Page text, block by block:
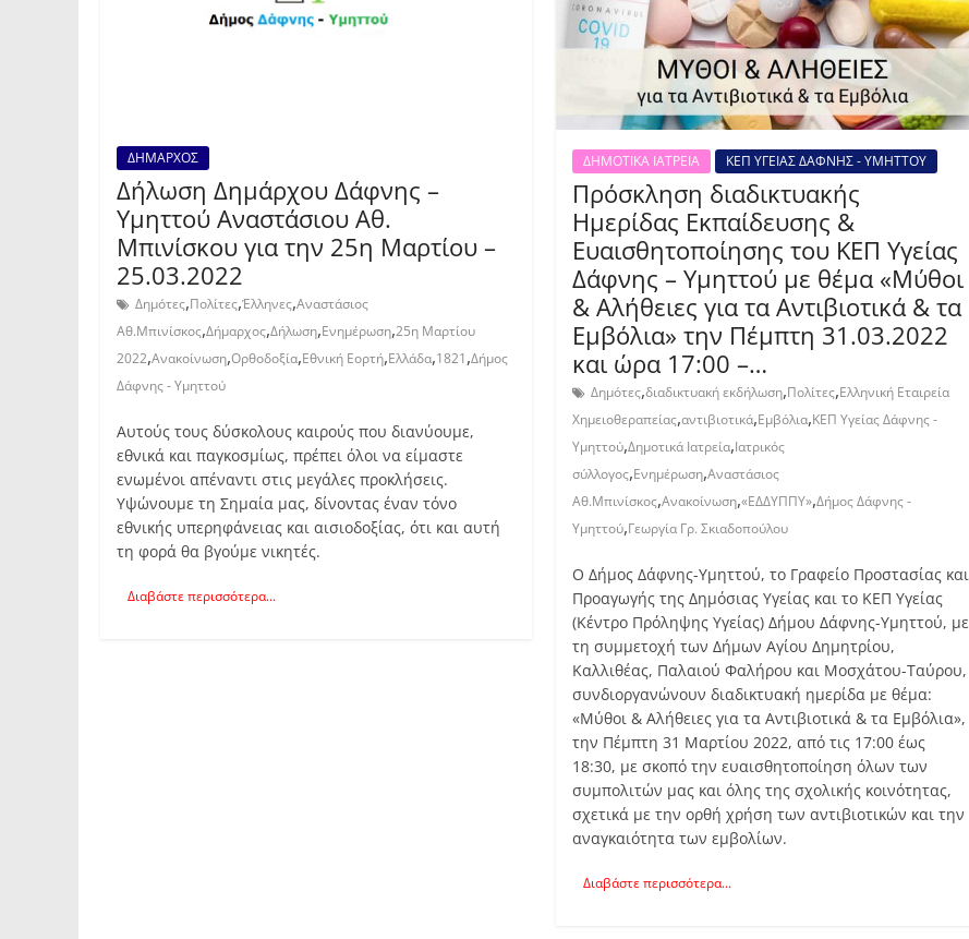
ΔΗΜΑΡΧΟΣ
Δήλωση Δημάρχου Δάφνης –
Υμηττού Αναστάσιου Αθ.
Μπινίσκου για την 25η Μαρτίου –
25.03.2022
Δημότες,Πολίτες,Έλληνες,Αναστάσιος
Αθ.Μπινίσκος,Δήμαρχος,Δήλωση,Ενημέρωση,25η Μαρτίου
2022,Ανακοίνωση,Ορθοδοξία,Εθνική Εορτή,Ελλάδα,1821,Δήμος
Δάφνης - Υμηττού
Αυτούς τους δύσκολους καιρούς που διανύουμε,
εθνικά και παγκοσμίως, πρέπει όλοι να είμαστε
ενωμένοι απέναντι στις μεγάλες προκλήσεις.
Υψώνουμε τη Σημαία μας, δίνοντας έναν τόνο
εθνικής υπερηφάνειας και αισιοδοξίας, ότι και αυτή
τη φορά θα βγούμε νικητές.
Διαβάστε περισσότερα...
ΔΗΜΟΤΙΚΑ ΙΑΤΡΕΙΑ ΚΕΠ ΥΓΕΙΑΣ ΔΑΦΝΗΣ - ΥΜΗΤΤΟΥ
Πρόσκληση διαδικτυακής
Ημερίδας Εκπαίδευσης &
Ευαισθητοποίησης του ΚΕΠ Υγείας
Δάφνης – Υμηττού με θέμα «Μύθοι
& Αλήθειες για τα Αντιβιοτικά & τα
Εμβόλια» την Πέμπτη 31.03.2022
και ώρα 17:00 –…
Δημότες,διαδικτυακή εκδήλωση,Πολίτες,Ελληνική Εταιρεία
Χημειοθεραπείας,αντιβιοτικά,Εμβόλια,ΚΕΠ Υγείας Δάφνης -
Υμηττού,Δημοτικά Ιατρεία,Ιατρικός
σύλλογος,Ενημέρωση,Αναστάσιος
Αθ.Μπινίσκος,Ανακοίνωση,«ΕΔΔΥΠΠΥ»,Δήμος Δάφνης -
Υμηττού,Γεωργία Γρ. Σκιαδοπούλου
Ο Δήμος Δάφνης-Υμηττού, το Γραφείο Προστασίας και
Προαγωγής της Δημόσιας Υγείας και το ΚΕΠ Υγείας
(Κέντρο Πρόληψης Υγείας) Δήμου Δάφνης-Υμηττού, με
τη συμμετοχή των Δήμων Αγίου Δημητρίου,
Καλλιθέας, Παλαιού Φαλήρου και Μοσχάτου-Ταύρου,
συνδιοργανώνουν διαδικτυακή ημερίδα με θέμα:
«Μύθοι & Αλήθειες για τα Αντιβιοτικά & τα Εμβόλια»,
την Πέμπτη 31 Μαρτίου 2022, από τις 17:00 έως
18:30, με σκοπό την ευαισθητοποίηση όλων των
συμπολιτών μας και όλης της σχολικής κοινότητας,
σχετικά με την ορθή χρήση των αντιβιοτικών και την
αναγκαιότητα των εμβολίων.
Διαβάστε περισσότερα...